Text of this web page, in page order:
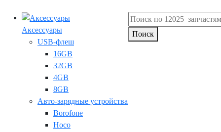
Аксессуары
USB-флеш
16GB
32GB
4GB
8GB
Авто-зарядные устройства
Borofone
Hoco
Поиск